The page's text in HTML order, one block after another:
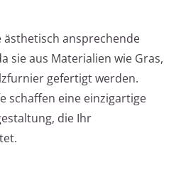
ansprechende
sie aus Materialien wie Gras,
gefertigt werden.
schaffen eine einzigartige
die Ihr